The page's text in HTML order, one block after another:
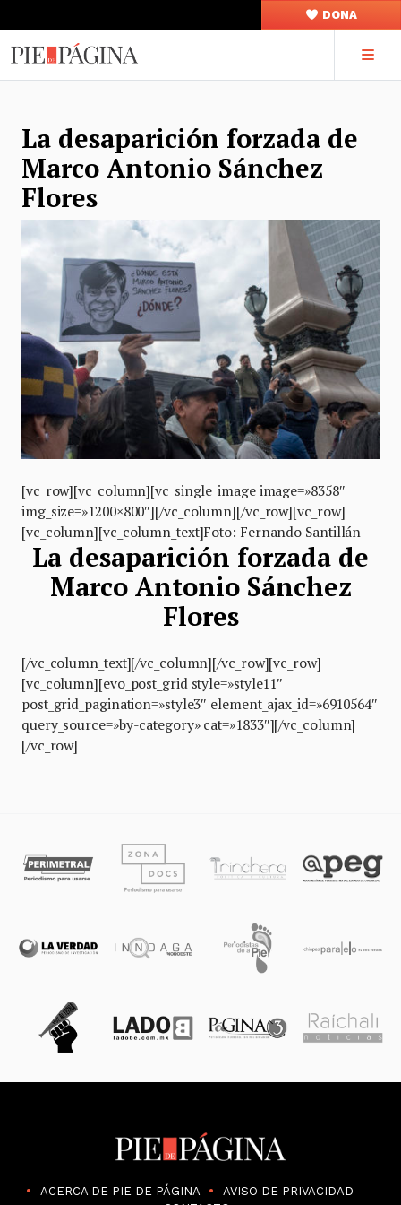
DONA
La desaparición forzada de
Marco Antonio Sánchez
Flores
[vc_row][vc_column][vc_single_image image=»8358″
img_size=»1200×800″][/vc_column][/vc_row][vc_row]
[vc_column][vc_column_text]Foto: Fernando Santillán
La desaparición forzada de
Marco Antonio Sánchez
Flores
[/vc_column_text][/vc_column][/vc_row][vc_row]
[vc_column][evo_post_grid style=»style11″
post_grid_pagination=»style3″ element_ajax_id=»6910564″
query_source=»by-category» cat=»1833″][/vc_column]
[/vc_row]
ACERCA DE PIE DE PÁGINA
AVISO DE PRIVACIDAD